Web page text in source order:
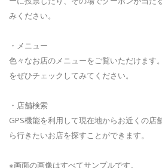
みください。
・メニュー
色々なお店のメニューをご覧いただけます
をぜひチェックしてみてください。
・店舗検索
GPS機能を利用して現在地からお近くの店
ら行きたいお店を探すことができます。
※画面の画像はすべてサンプルです。